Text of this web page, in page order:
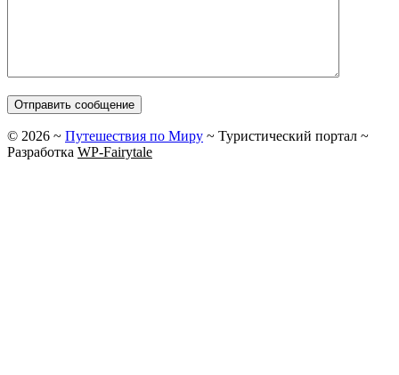
© 2026 ~ Путешествия по Миру ~ Туристический портал ~
Разработка WP-Fairytale